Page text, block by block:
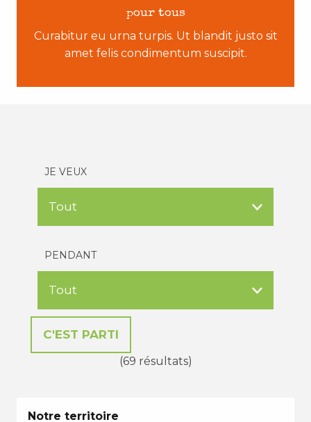
pour tous
Curabitur eu urna turpis. Ut blandit justo sit
amet felis condimentum suscipit.
JE VEUX
PENDANT
(69 résultats)
Notre territoire